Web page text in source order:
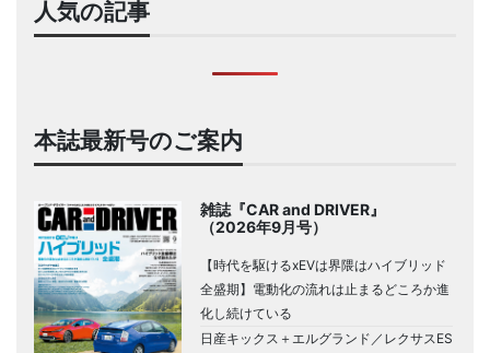
人気の記事
本誌最新号のご案内
雑誌『CAR and DRIVER』
（2026年9月号）
【時代を駆けるxEVは界隈はハイブリッド
全盛期】電動化の流れは止まるどころか進
化し続けている
日産キックス＋エルグランド／レクサスES